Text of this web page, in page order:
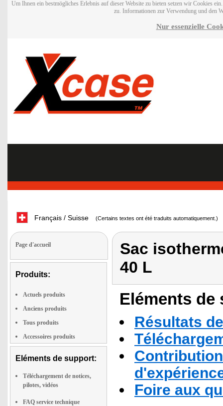
Um Ihnen ein bestmögliches Erlebnis auf dieser Website zu bieten setzen wir Cookies
zu. Informationen zur Verwendung und den
Nur essenzielle
Français / Suisse (Certains textes ont été traduits automatiquement.)
Page d'accueil
Produits:
Actuels produits
Anciens produits
Tous produits
Accessoires produits
Eléments de support:
Téléchargement de notices,
pilotes, vidéos
FAQ service technique
Sac
40 L
Eléments
Résultats
Foire aux